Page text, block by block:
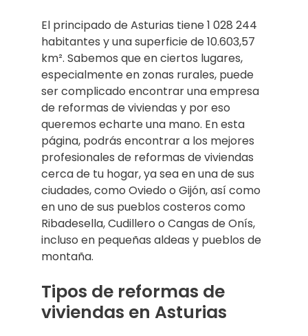
El principado de Asturias tiene 1 028 244
habitantes y una superficie de 10.603,57
km². Sabemos que en ciertos lugares,
especialmente en zonas rurales, puede
ser complicado encontrar una empresa
de reformas de viviendas y por eso
queremos echarte una mano. En esta
página, podrás encontrar a los mejores
profesionales de reformas de viviendas
cerca de tu hogar, ya sea en una de sus
ciudades, como Oviedo o Gijón, así como
en uno de sus pueblos costeros como
Ribadesella, Cudillero o Cangas de Onís,
incluso en pequeñas aldeas y pueblos de
montaña.
Tipos de reformas de
viviendas en Asturias